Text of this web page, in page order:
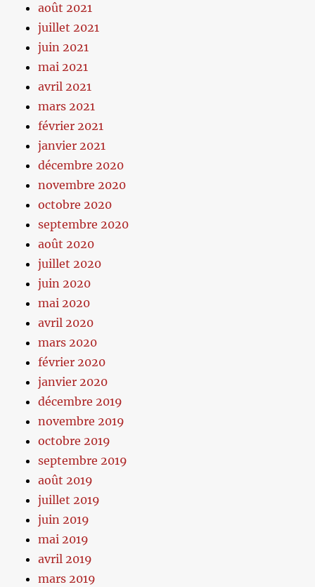
août 2021
juillet 2021
juin 2021
mai 2021
avril 2021
mars 2021
février 2021
janvier 2021
décembre 2020
novembre 2020
octobre 2020
septembre 2020
août 2020
juillet 2020
juin 2020
mai 2020
avril 2020
mars 2020
février 2020
janvier 2020
décembre 2019
novembre 2019
octobre 2019
septembre 2019
août 2019
juillet 2019
juin 2019
mai 2019
avril 2019
mars 2019